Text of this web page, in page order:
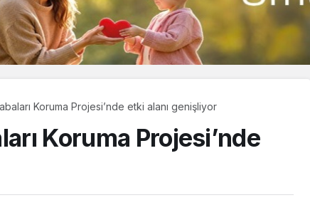
Koruma Projesi’nde etki alanı genişliyor
Koruma Projesi’nde